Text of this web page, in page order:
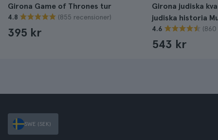
Girona Game of Thrones tur
4.8 (855 recensioner)
395 kr
Girona judiska
judiska historia
4.6 (860
543 kr
SWE (SEK)